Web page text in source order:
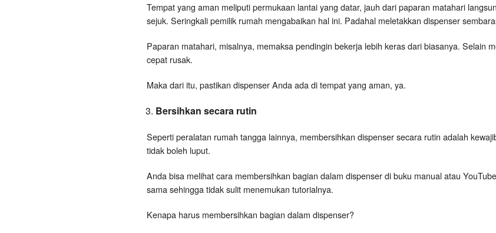
Tempat yang aman meliputi permukaan lantai yang datar, jauh dari paparan matahari
sejuk. Seringkali pemilik rumah mengabaikan hal ini. Padahal meletakkan dispenser
Paparan matahari, misalnya, memaksa pendingin bekerja lebih keras dari biasanya. Selain
cepat rusak.
Maka dari itu, pastikan dispenser Anda ada di tempat yang aman, ya.
Bersihkan secara rutin
Seperti peralatan rumah tangga lainnya, membersihkan dispenser secara rutin adalah
tidak boleh luput.
Anda bisa melihat cara membersihkan bagian dalam dispenser di buku manual atau
sama sehingga tidak sulit menemukan tutorialnya.
Kenapa harus membersihkan bagian dalam dispenser?